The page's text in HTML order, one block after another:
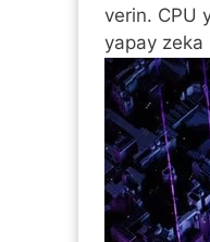
verin. CPU
yapay zeka